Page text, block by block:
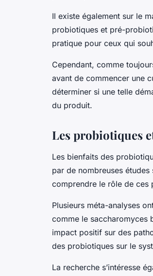
Il existe également sur le
probiotiques et pré-
pratique pour ceux qui
Cependant, comme
avant de commencer une
déterminer si une telle
du produit.
Les probiotiques
Les bienfaits des
par de nombreuses
comprendre le rôle de ces
Plusieurs méta-analyses
comme le saccharomyces
impact positif sur des
des probiotiques sur le
La recherche s’intéresse